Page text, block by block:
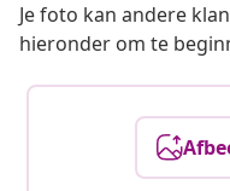
Je foto kan andere
hieronder om te